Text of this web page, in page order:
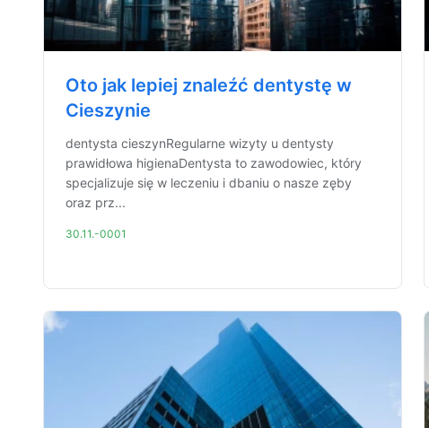
Oto jak lepiej znaleźć dentystę w
Cieszynie
dentysta cieszynRegularne wizyty u dentysty
prawidłowa higienaDentysta to zawodowiec, który
specjalizuje się w leczeniu i dbaniu o nasze zęby
oraz prz...
30.11.-0001